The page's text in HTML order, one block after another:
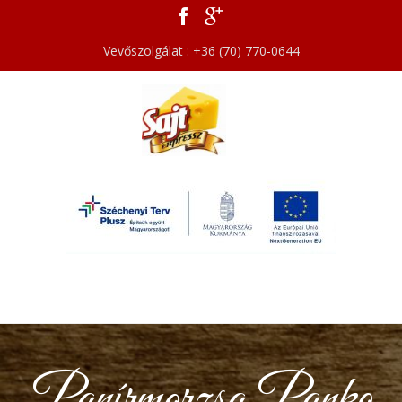
Vevőszolgálat : +36 (70) 770-0644